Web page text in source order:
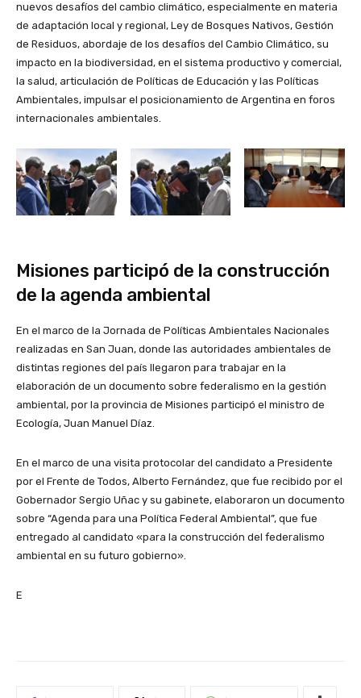
nuevos desafíos del cambio climático, especialmente en materia
de adaptación local y regional, Ley de Bosques Nativos, Gestión
de Residuos, abordaje de los desafíos del Cambio Climático, su
impacto en la biodiversidad, en el sistema productivo y comercial,
la salud, articulación de Políticas de Educación y las Políticas
Ambientales, impulsar el posicionamiento de Argentina en foros
internacionales ambientales.
Misiones participó de la construcción
de la agenda ambiental
En el marco de la Jornada de Políticas Ambientales Nacionales
realizadas en San Juan, donde las autoridades ambientales de
distintas regiones del país llegaron para trabajar en la
elaboración de un documento sobre federalismo en la gestión
ambiental, por la provincia de Misiones participó el ministro de
Ecología, Juan Manuel Díaz.
En el marco de una visita protocolar del candidato a Presidente
por el Frente de Todos, Alberto Fernández, que fue recibido por el
Gobernador Sergio Uñac y su gabinete, elaboraron un documento
sobre “Agenda para una Política Federal Ambiental”, que fue
entregado al candidato «para la construcción del federalismo
ambiental en su futuro gobierno».
E